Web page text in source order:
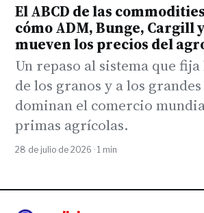
El ABCD de las
cómo ADM, Bunge, Cargill
mueven los precios del
Un repaso al sistema que
de los granos y a los
dominan el comercio
primas agrícolas.
28 de julio de 2026 · 1 min